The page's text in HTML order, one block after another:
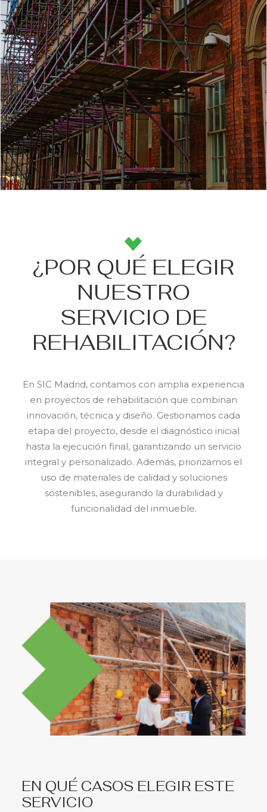
¿POR QUÉ ELEGIR
NUESTRO
SERVICIO DE
REHABILITACIÓN?
En SIC Madrid, contamos con amplia experiencia
en proyectos de rehabilitación que combinan
innovación, técnica y diseño. Gestionamos cada
etapa del proyecto, desde el diagnóstico inicial
hasta la ejecución final, garantizando un servicio
integral y personalizado. Además, priorizamos el
uso de materiales de calidad y soluciones
sostenibles, asegurando la durabilidad y
funcionalidad del inmueble.
EN QUÉ CASOS ELEGIR ESTE
SERVICIO